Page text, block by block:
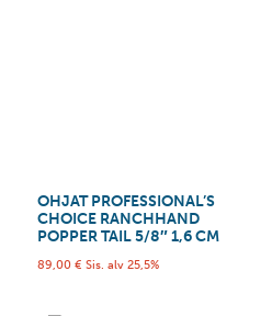
OHJAT PROFESSIONAL’S
CHOICE RANCHHAND
POPPER TAIL 5/8″ 1,6 CM
89,00 € Sis. alv 25,5%